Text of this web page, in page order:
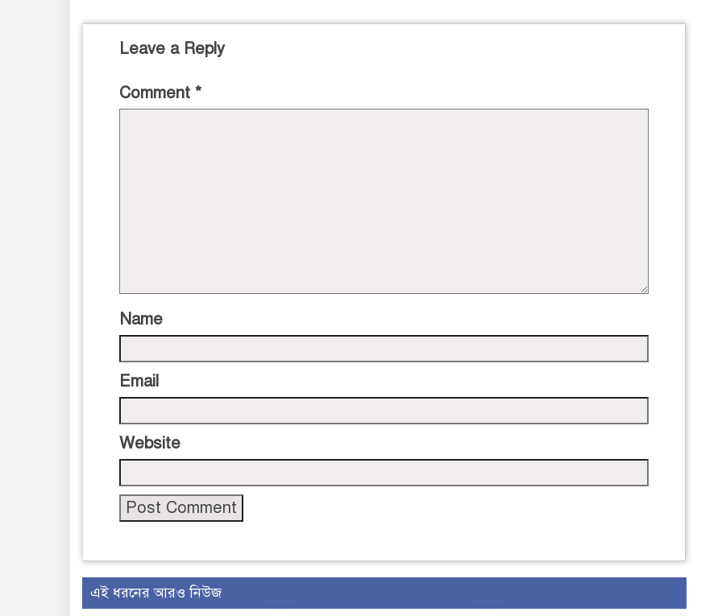
Leave a Reply
Comment *
Name
Email
Website
এই ধরনের আরও নিউজ